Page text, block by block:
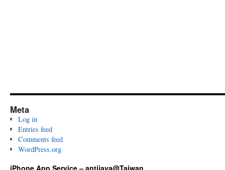
Meta
Log in
Entries feed
Comments feed
WordPress.org
iPhone App Service – antijava@Taiwan